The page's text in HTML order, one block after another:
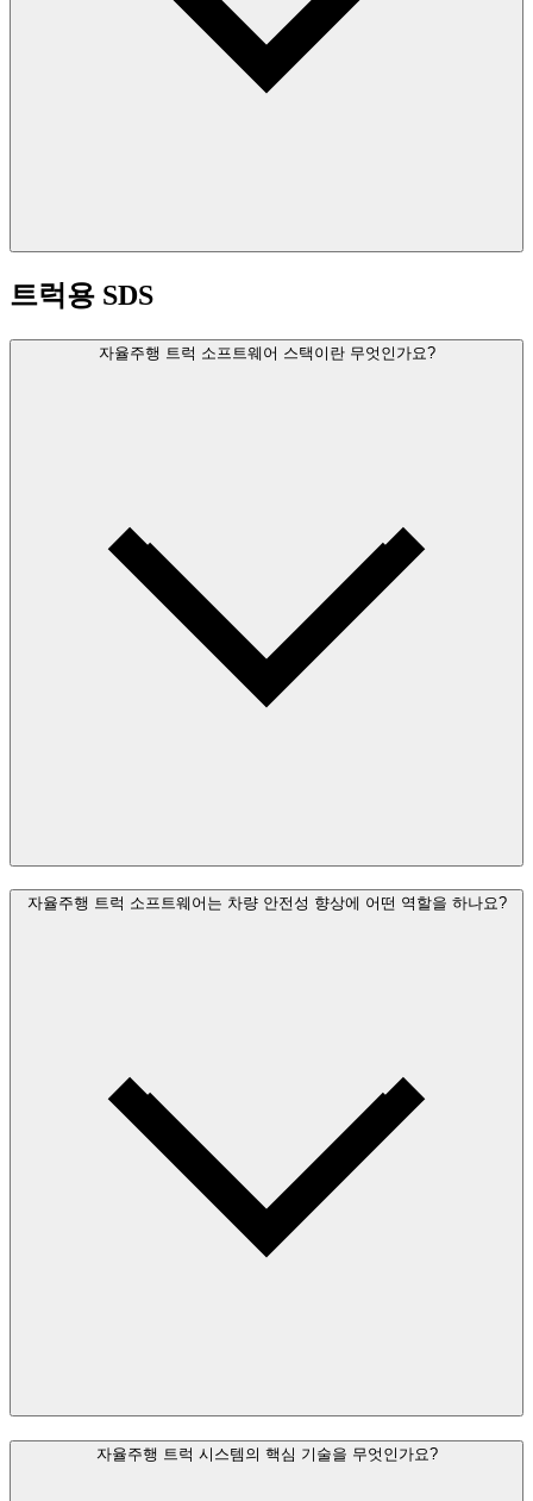
트럭용 SDS
자율주행 트럭 소프트웨어 스택이란 무엇인가요?
자율주행 트럭 소프트웨어는 차량 안전성 향상에 어떤 역할을 하나요?
자율주행 트럭 시스템의 핵심 기술을 무엇인가요?